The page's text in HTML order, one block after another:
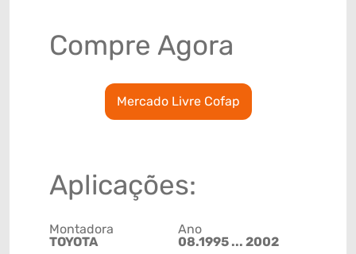
Compre Agora
Mercado Livre Cofap
Aplicações:
Montadora
TOYOTA
Ano
08.1995 ... 2002